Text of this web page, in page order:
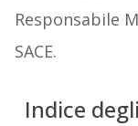
Responsabile
SACE.
Indice